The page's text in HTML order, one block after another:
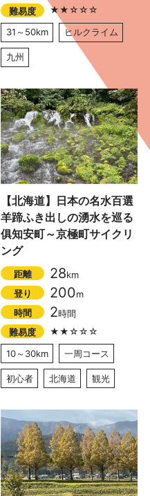
難易度
★★☆☆☆
31～50km
ヒルクライム
九州
【北海道】日本の名水百選
羊蹄ふき出しの湧水を巡る
俱知安町～京極町サイクリ
ング
距離 28km
登り
200m
時間
2時間
難易度
★★☆☆☆
10～30km
一周コース
初心者 北海道 観光